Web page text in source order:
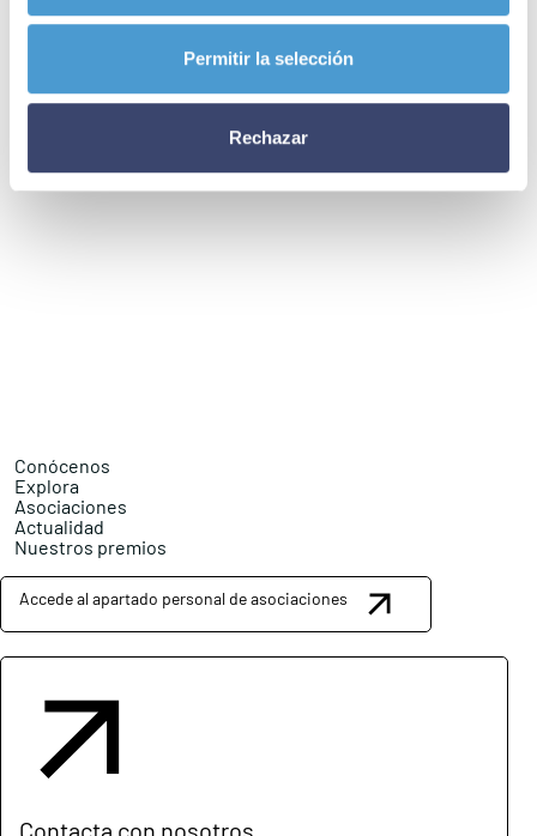
Permitir la selección
Rechazar
Conócenos
Explora
Asociaciones
Actualidad
Nuestros premios
Accede al apartado personal de asociaciones